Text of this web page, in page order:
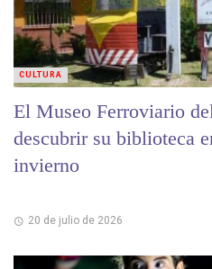
El Museo Ferroviario
descubrir su biblioteca
invierno
20 de julio de 2026
CULTURA